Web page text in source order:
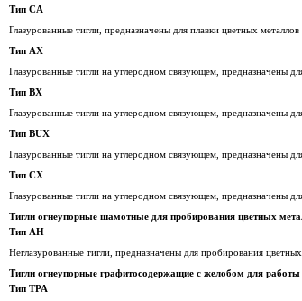
Тип CA
Глазурованные тигли, предназначены для плавки цветных
Тип AX
Глазурованные тигли на углеродном связующем, предназначены
Тип BX
Глазурованные тигли на углеродном связующем, предназначены
Тип BUX
Глазурованные тигли на углеродном связующем, предназначены
Тип CX
Глазурованные тигли на углеродном связующем, предназначены
Тигли огнеупорные шамотные для пробирования цветных
Тип АН
Неглазурованные тигли, предназначены для пробирования
Тигли огнеупорные графитосодержащие с желобом для
Тип ТРА